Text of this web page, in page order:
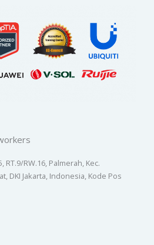
RT.9/RW.16, Palmerah, Kec.
DKI Jakarta, Indonesia, Kode Pos